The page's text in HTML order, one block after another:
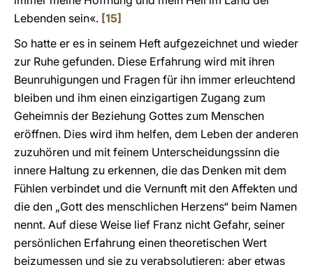
Lebenden sein«. [15]
So hatte er es in seinem Heft aufgezeichnet und wieder
zur Ruhe gefunden. Diese Erfahrung wird mit ihren
Beunruhigungen und Fragen für ihn immer erleuchtend
bleiben und ihm einen einzigartigen Zugang zum
Geheimnis der Beziehung Gottes zum Menschen
eröffnen. Dies wird ihm helfen, dem Leben der anderen
zuzuhören und mit feinem Unterscheidungssinn die
innere Haltung zu erkennen, die das Denken mit dem
Fühlen verbindet und die Vernunft mit den Affekten und
die den „Gott des menschlichen Herzens“ beim Namen
nennt. Auf diese Weise lief Franz nicht Gefahr, seiner
persönlichen Erfahrung einen theoretischen Wert
beizumessen und sie zu verabsolutieren; aber etwas